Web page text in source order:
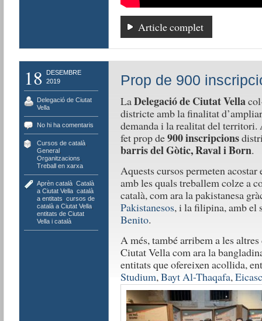
Article complet
18
DESEMBRE
2019
Delegació de Ciutat
Vella
No hi ha comentaris
Cursos de català,
General,
Organitzacions
Treball en xarxa
Aprèn català, Català
a Ciutat Vella, català
a entitats cursos de
català a Ciutat Vella,
entitats de Ciutat
Vella i català
Prop de 900
LaDelegació de Ciutat Vella
districte amb la finalitat
demanda i la realitat del territori.
fet prop de900 inscripcions
barris del Gòtic, Raval i Born.
Aquests cursos permeten
amb les quals treballem colze a
català, com ara la pakistanesa
Pakistanesos, i la filipina, amb el
Benito.
A més, també arribem a les
Ciutat Vella com ara la
entitats que ofereixen acollida,
Studium,Bayt Al-Thaqafa,